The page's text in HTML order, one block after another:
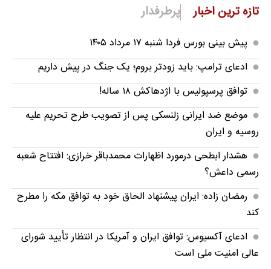
تازه ترین اخبار پرطرفدار
پیش بینی بورس فردا شنبه ۱۷ مرداد ۱۴۰۵
ادعای ترامپ: باید زودتر بروم؛ یک جنگ در پیش داریم
توافق پرسپولیس با اژدهاکش ۱۸ ساله!
موضع ضد ایرانی زلنسکی پس از تصویب طرح تحریم علیه
روسیه و ایران
هشدار ابطحی درمورد اظهارات محمدباقر خرازی: افتتاح شعبه
رسمی داعش؟
رمضان زاده: ایران پیشنهاد الحاق خود به توافق مکه را مطرح
کند
ادعای آکسیوس: توافق ایران و آمریکا در انتظار تأیید شورای
عالی امنیت ملی است